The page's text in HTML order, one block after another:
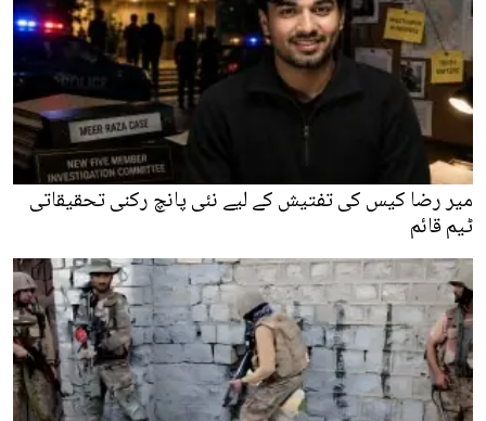
میر رضا کیس کی تفتیش کے لیے نئی پانچ رکنی تحقیقاتی
ٹیم قائم